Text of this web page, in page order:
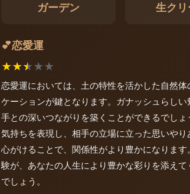
ガーデン 生クリ
💕恋愛運
★★★★★
恋愛運においては、土の特性を活かした自然体
ケーションが鍵となります。ガナッシュらしい
手との深いつながりを築くことができるでしょ
気持ちを表現し、相手の立場に立った思いやり
心がけることで、関係性がより豊かになります
験が、あなたの人生により豊かな彩りを添えて
でしょう。